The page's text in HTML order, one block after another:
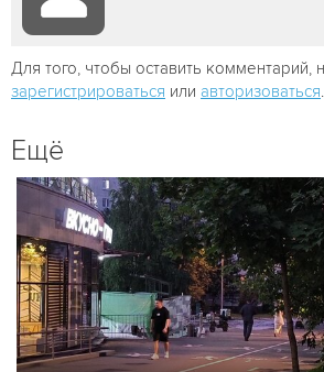
Для того, чтобы оставить комментарий,
зарегистрироваться или авторизоваться
Ещё